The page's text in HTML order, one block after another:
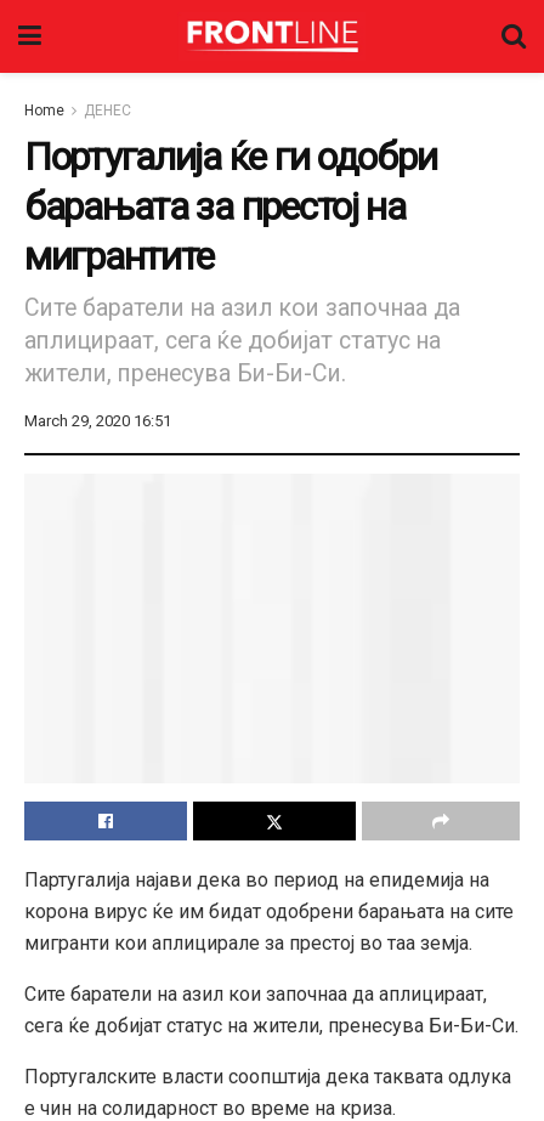
Home ДЕНЕС
Португалија ќе ги одобри
барањата за престој на
мигрантите
Сите баратели на азил кои започнаа да
аплицираат, сега ќе добијат статус на
жители, пренесува Би-Би-Си.
March 29, 2020 16:51
Партугалија најави дека во период на епидемија на
корона вирус ќе им бидат одобрени барањата на сите
мигранти кои аплицирале за престој во таа земја.
Сите баратели на азил кои започнаа да аплицираат,
сега ќе добијат статус на жители, пренесува Би-Би-Си.
Португалските власти соопштија дека таквата одлука
е чин на солидарност во време на криза.